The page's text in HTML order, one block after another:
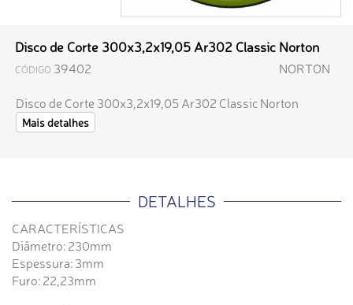
Disco de Corte 300x3,2x19,05 Ar302 Classic Norton
CÓDIGO 39402
NORTON
Disco de Corte 300x3,2x19,05 Ar302 Classic Norton
Mais detalhes
DETALHES
CARACTERÍSTICAS
Diâmetro: 230mm
Espessura: 3mm
Furo: 22,23mm